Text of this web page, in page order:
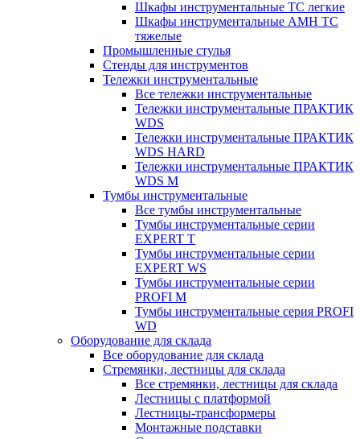
Шкафы инструментальные ТС легкие
Шкафы инструментальные AMH TC
тяжелые
Промышленные стулья
Стенды для инструментов
Тележки инструментальные
Все тележки инструментальные
Тележки инструментальные ПРАКТИК
WDS
Тележки инструментальные ПРАКТИК
WDS HARD
Тележки инструментальные ПРАКТИК
WDS M
Тумбы инструментальные
Все тумбы инструментальные
Тумбы инструментальные серии
EXPERT T
Тумбы инструментальные серии
EXPERT WS
Тумбы инструментальные серии
PROFI M
Тумбы инструментальные серия PROFI
WD
Оборудование для склада
Все оборудование для склада
Стремянки, лестницы для склада
Все стремянки, лестницы для склада
Лестницы с платформой
Лестницы-трансформеры
Монтажные подставки